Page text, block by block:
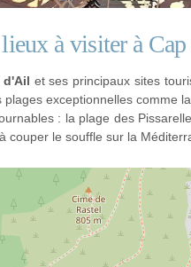
à visiter à
d'Ail et ses principaux sites
exceptionnelles comme
: la plage des
couper le souffle sur la